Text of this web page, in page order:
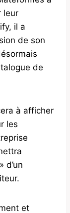
leur
il a
de son
de
à afficher
les
d’un
et